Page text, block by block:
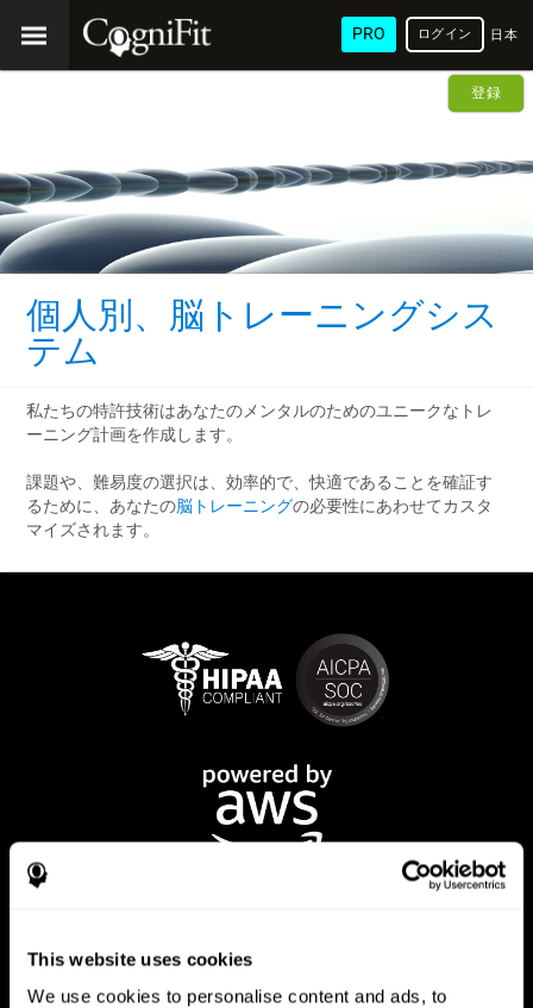
This website uses cookies
We use cookies to personalise content and ads, to
PRO 日本
語
ログイン
登録
個人別、脳トレーニングシス
テム
私たちの特許技術はあなたのメンタルのためのユニークなトレ
ーニング計画を作成します。
課題や、難易度の選択は、効率的で、快適であることを確証す
るために、あなたの脳トレーニングの必要性にあわせてカスタ
マイズされます。